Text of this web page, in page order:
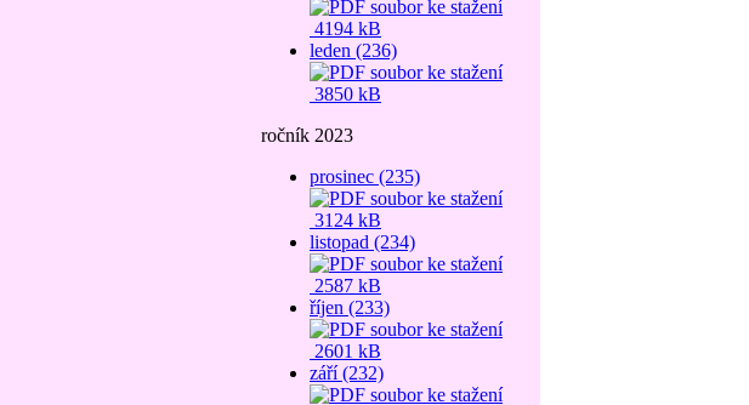
4194 kB
leden (236)
3850 kB
ročník 2023
prosinec (235)
3124 kB
listopad (234)
2587 kB
říjen (233)
2601 kB
září (232)